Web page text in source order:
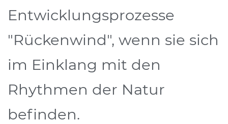
Entwicklungsprozesse
"Rückenwind", wenn sie sich
im Einklang mit den
Rhythmen der Natur
befinden.